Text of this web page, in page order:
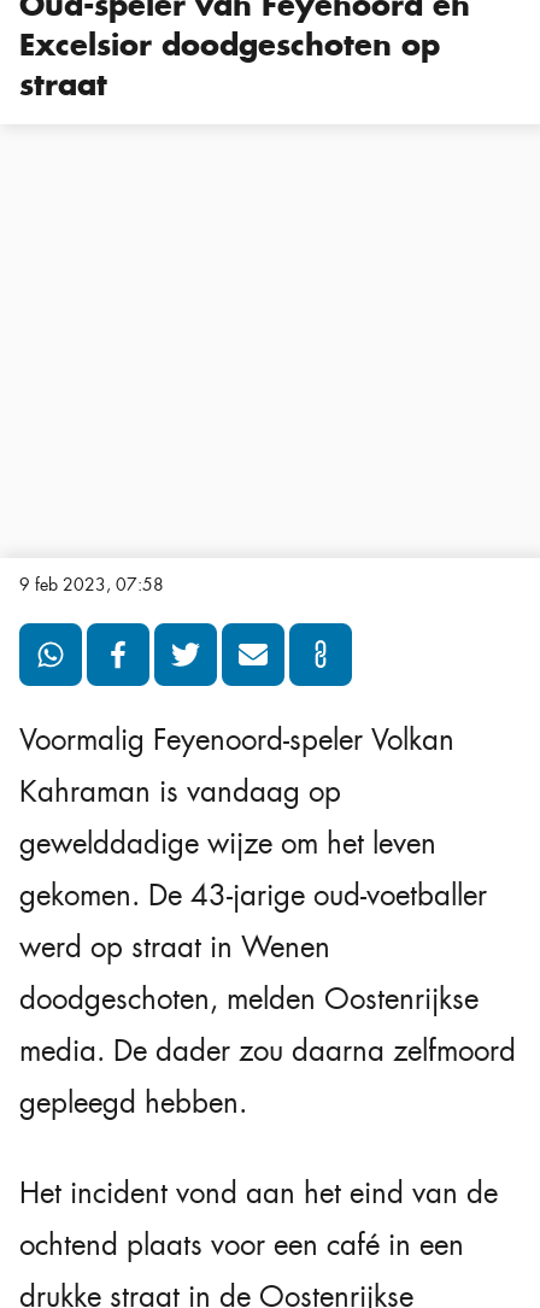
Excelsior doodgeschoten op
straat
9 feb 2023, 07:58
Voormalig Feyenoord-speler Volkan
Kahraman is vandaag op
gewelddadige wijze om het leven
gekomen. De 43-jarige oud-voetballer
werd op straat in Wenen
doodgeschoten, melden Oostenrijkse
media. De dader zou daarna zelfmoord
gepleegd hebben.
Het incident vond aan het eind van de
ochtend plaats voor een café in een
drukke straat in de Oostenrijkse